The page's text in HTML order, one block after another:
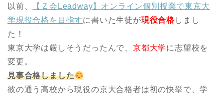
以前、
【Ｚ会Leadway】オンライン個別授業で東京大
学現役合格を目指すに書いた生徒が現役合格しまし
た！
東京大学は厳しそうだったんで、京都大学に志望校を
変更。
見事合格しました
彼の通う高校から現役の京大合格者は初の快挙で、学